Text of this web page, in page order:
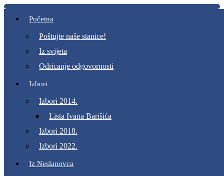
Početna
Poštujte naše stanice!
Iz svijeta
Odricanje odgovornosti
Izbori
Izbori 2014.
Lista Ivana Barišića
Izbori 2018.
Izbori 2022.
Iz Neslanovca